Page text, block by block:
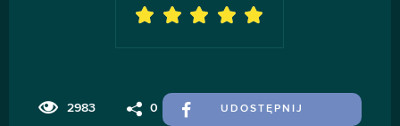
2983 0 UDOSTĘPNIJ